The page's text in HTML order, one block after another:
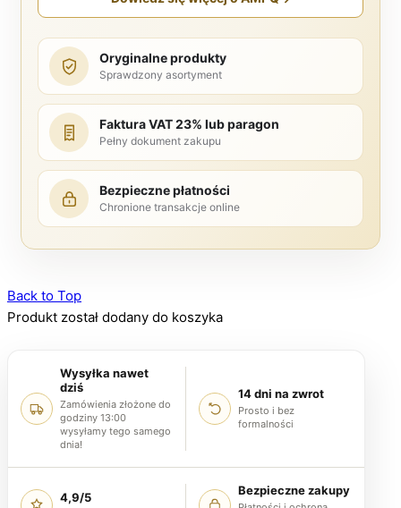
Oryginalne produkty
Sprawdzony asortyment
Faktura VAT 23% lub paragon
Pełny dokument zakupu
Bezpieczne płatności
Chronione transakcje online
Back to Top
Produkt został dodany do koszyka
Wysyłka nawet
dziś
Zamówienia złożone do
godziny 13:00
wysyłamy tego samego
dnia!
14 dni na zwrot
Prosto i bez
formalności
4,9/5 Bezpieczne zakupy